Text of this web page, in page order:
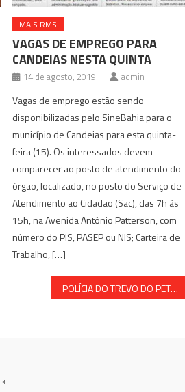
MAIS RMS
VAGAS DE EMPREGO PARA
CANDEIAS NESTA QUINTA
14 de agosto, 2019 admin
Vagas de emprego estão sendo
disponibilizadas pelo SineBahia para o
município de Candeias para esta quinta-
feira (15). Os interessados devem
comparecer ao posto de atendimento do
órgão, localizado, no posto do Serviço de
Atendimento ao Cidadão (Sac), das 7h às
15h, na Avenida Antônio Patterson, com
número do PIS, PASEP ou NIS; Carteira de
Trabalho, […]
POLÍCIA DO TREVO DO PETRÓLEO FICA FORA DA PREMIAÇÃO POR DESEMPENHO POLICIAL
*